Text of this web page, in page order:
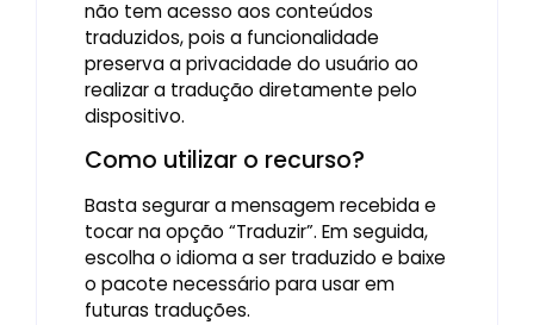
não tem acesso aos conteúdos
traduzidos, pois a funcionalidade
preserva a privacidade do usuário ao
realizar a tradução diretamente pelo
dispositivo.
Como utilizar o recurso?
Basta segurar a mensagem recebida e
tocar na opção “Traduzir”. Em seguida,
escolha o idioma a ser traduzido e baixe
o pacote necessário para usar em
futuras traduções.